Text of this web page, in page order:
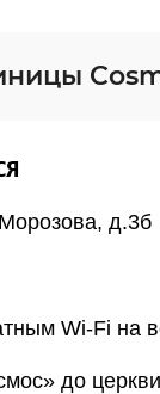
д.3б
Wi-Fi на
до